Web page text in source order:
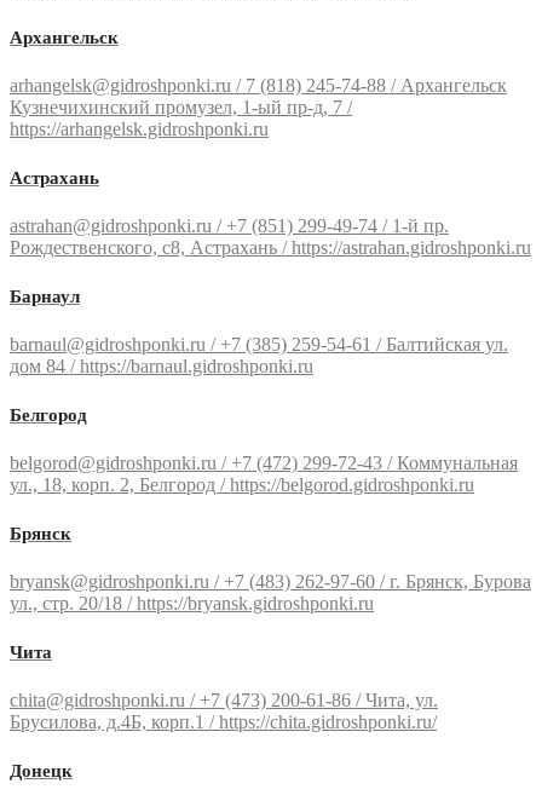
Архангельск
arhangelsk@gidroshponki.ru / 7 (818) 245-74-88 / Архангельск
Кузнечихинский промузел, 1-ый пр-д, 7 /
https://arhangelsk.gidroshponki.ru
Астрахань
astrahan@gidroshponki.ru / +7 (851) 299-49-74 / 1-й пр.
Рождественского, с8, Астрахань / https://astrahan.gidroshponki.ru
Барнаул
barnaul@gidroshponki.ru / +7 (385) 259-54-61 / Балтийская ул.
дом 84 / https://barnaul.gidroshponki.ru
Белгород
belgorod@gidroshponki.ru / +7 (472) 299-72-43 / Коммунальная
ул., 18, корп. 2, Белгород / https://belgorod.gidroshponki.ru
Брянск
bryansk@gidroshponki.ru / +7 (483) 262-97-60 / г. Брянск, Бурова
ул., стр. 20/18 / https://bryansk.gidroshponki.ru
Чита
chita@gidroshponki.ru / +7 (473) 200-61-86 / Чита, ул.
Брусилова, д.4Б, корп.1 / https://chita.gidroshponki.ru/
Донецк